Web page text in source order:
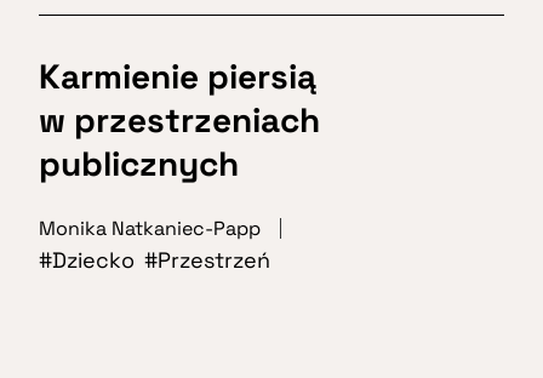
Karmienie piersią
w przestrzeniach
publicznych
Monika Natkaniec-Papp
Dziecko Przestrzeń